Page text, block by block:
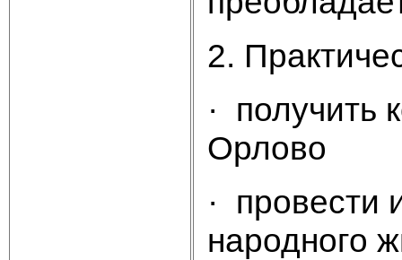
2.
· получить
Орлово
· провести
народного